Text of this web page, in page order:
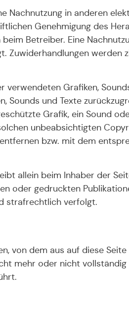
Nachnutzung in anderen
Genehmigung des
Betreiber. Eine
Zuwiderhandlungen
Grafiken,
Sounds und Texte
Grafik, ein Sound
unbeabsichtigten
bzw. mit dem
allein beim Inhaber der
oder gedruckten
strafrechtlich verfolgt.
von dem aus auf diese
mehr oder nicht